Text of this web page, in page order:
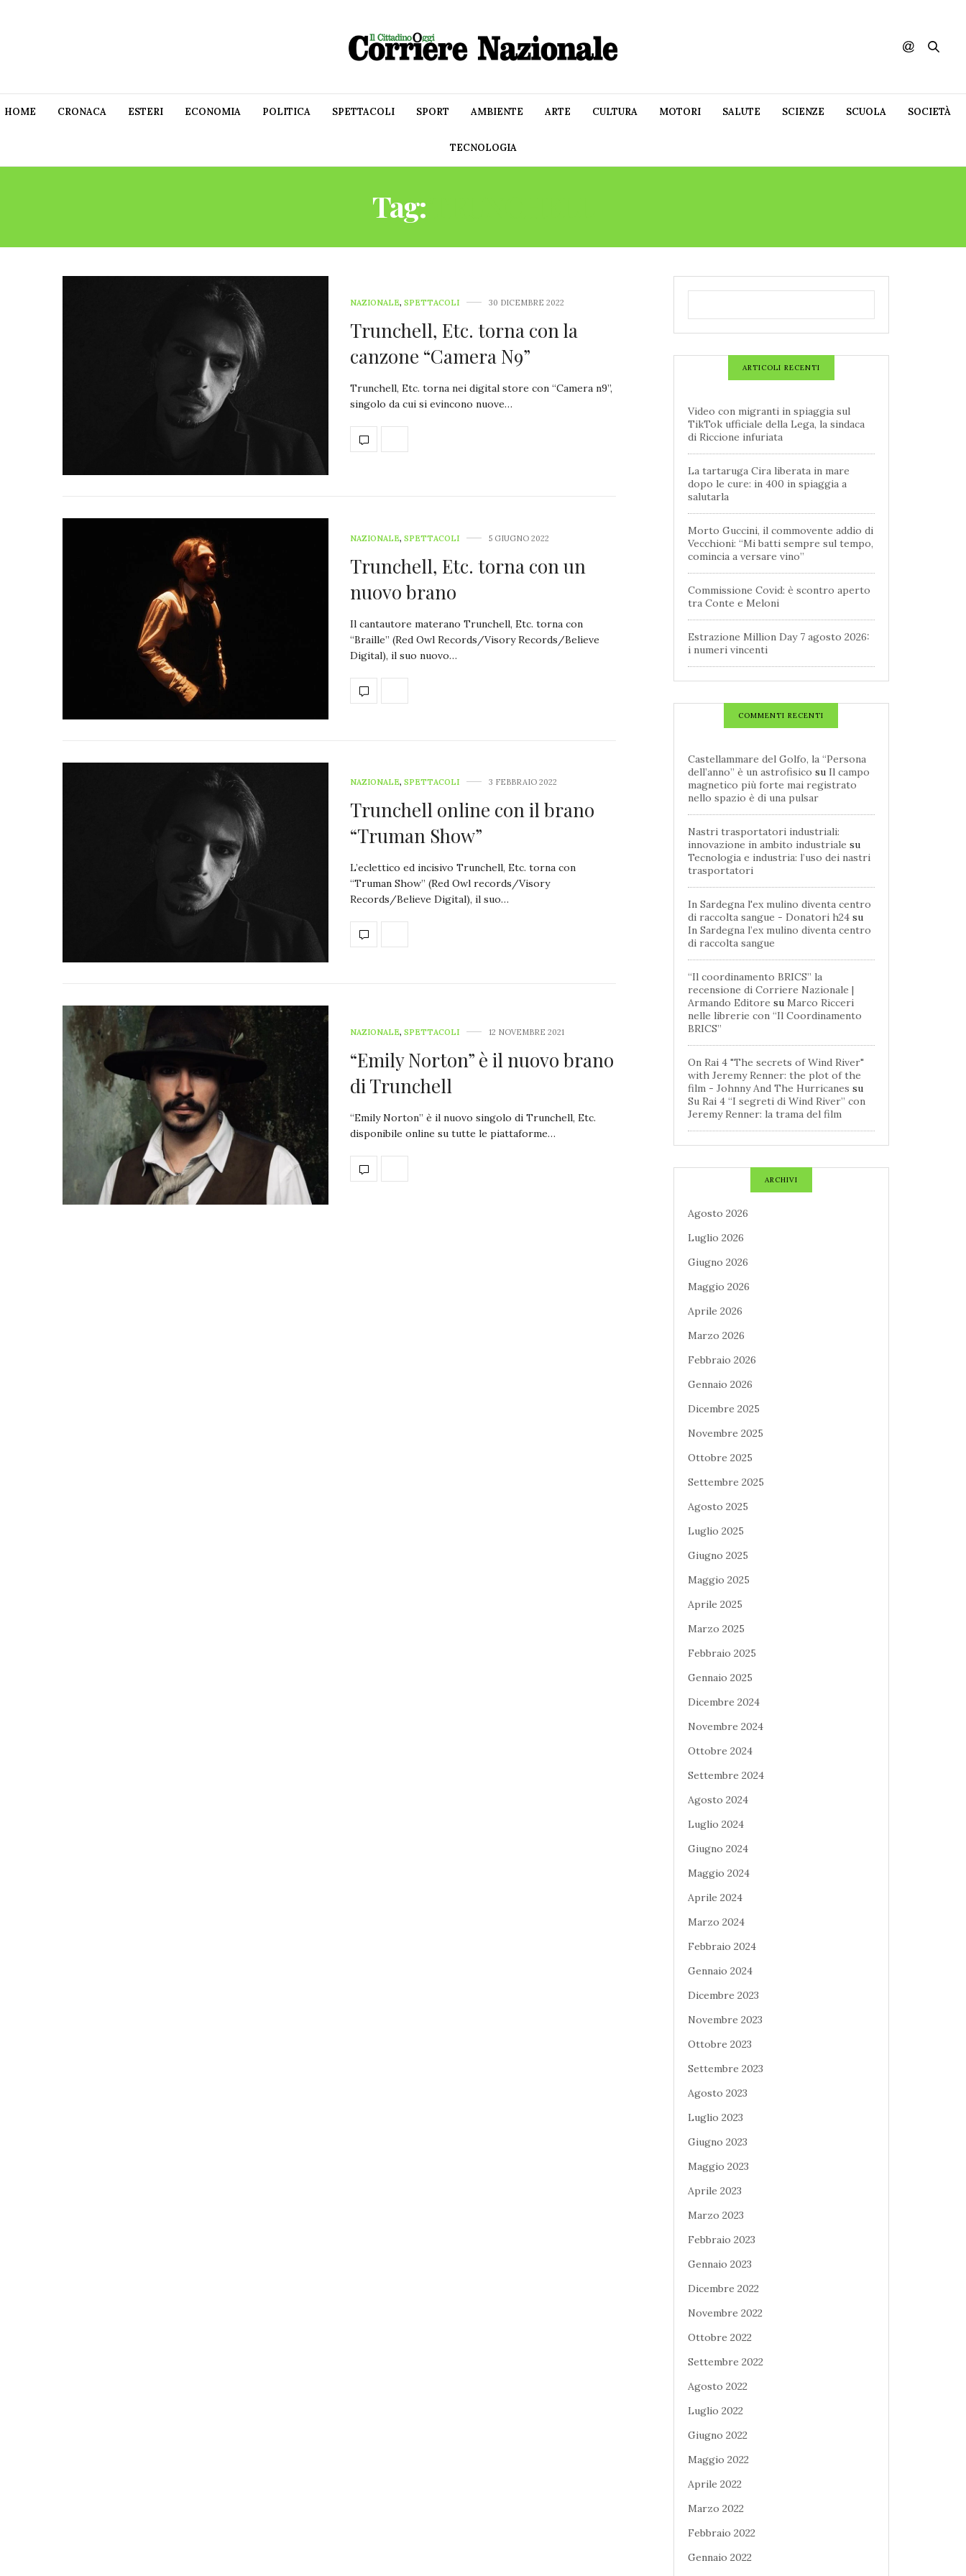
HOME CRONACA ESTERI ECONOMIA POLITICA SPETTACOLI SPORT AMBIENTE ARTE CULTURA MOTORI SALUTE SCIENZE SCUOLA SOCIETÀ
TECNOLOGIA
Tag:
NAZIONALE, SPETTACOLI 30 DICEMBRE 2022
Trunchell, Etc. torna con la
canzone “Camera N9”
Trunchell, Etc. torna nei digital store con “Camera n9”,
singolo da cui si evincono nuove…
NAZIONALE, SPETTACOLI 5 GIUGNO 2022
Trunchell, Etc. torna con un
nuovo brano
Il cantautore materano Trunchell, Etc. torna con
“Braille” (Red Owl Records/Visory Records/Believe
Digital), il suo nuovo…
NAZIONALE, SPETTACOLI 3 FEBBRAIO 2022
Trunchell online con il brano
“Truman Show”
L’eclettico ed incisivo Trunchell, Etc. torna con
“Truman Show” (Red Owl records/Visory
Records/Believe Digital), il suo…
NAZIONALE, SPETTACOLI 12 NOVEMBRE 2021
“Emily Norton” è il nuovo brano
di Trunchell
“Emily Norton” è il nuovo singolo di Trunchell, Etc.
disponibile online su tutte le piattaforme…
ARTICOLI RECENTI
Video con migranti in spiaggia sul
TikTok ufficiale della Lega, la sindaca
di Riccione infuriata
La tartaruga Cira liberata in mare
dopo le cure: in 400 in spiaggia a
salutarla
Morto Guccini, il commovente addio di
Vecchioni: “Mi batti sempre sul tempo,
comincia a versare vino”
Commissione Covid: è scontro aperto
tra Conte e Meloni
Estrazione Million Day 7 agosto 2026:
i numeri vincenti
COMMENTI RECENTI
Castellammare del Golfo, la “Persona
dell’anno” è un astrofisico su Il campo
magnetico più forte mai registrato
nello spazio è di una pulsar
Nastri trasportatori industriali:
innovazione in ambito industriale su
Tecnologia e industria: l’uso dei nastri
trasportatori
In Sardegna l'ex mulino diventa centro
di raccolta sangue - Donatori h24 su
In Sardegna l’ex mulino diventa centro
di raccolta sangue
“Il coordinamento BRICS” la
recensione di Corriere Nazionale |
Armando Editore su Marco Ricceri
nelle librerie con “Il Coordinamento
BRICS”
On Rai 4 "The secrets of Wind River"
with Jeremy Renner: the plot of the
film - Johnny And The Hurricanes su
Su Rai 4 “I segreti di Wind River” con
Jeremy Renner: la trama del film
ARCHIVI
Agosto 2026
Luglio 2026
Giugno 2026
Maggio 2026
Aprile 2026
Marzo 2026
Febbraio 2026
Gennaio 2026
Dicembre 2025
Novembre 2025
Ottobre 2025
Settembre 2025
Agosto 2025
Luglio 2025
Giugno 2025
Maggio 2025
Aprile 2025
Marzo 2025
Febbraio 2025
Gennaio 2025
Dicembre 2024
Novembre 2024
Ottobre 2024
Settembre 2024
Agosto 2024
Luglio 2024
Giugno 2024
Maggio 2024
Aprile 2024
Marzo 2024
Febbraio 2024
Gennaio 2024
Dicembre 2023
Novembre 2023
Ottobre 2023
Settembre 2023
Agosto 2023
Luglio 2023
Giugno 2023
Maggio 2023
Aprile 2023
Marzo 2023
Febbraio 2023
Gennaio 2023
Dicembre 2022
Novembre 2022
Ottobre 2022
Settembre 2022
Agosto 2022
Luglio 2022
Giugno 2022
Maggio 2022
Aprile 2022
Marzo 2022
Febbraio 2022
Gennaio 2022